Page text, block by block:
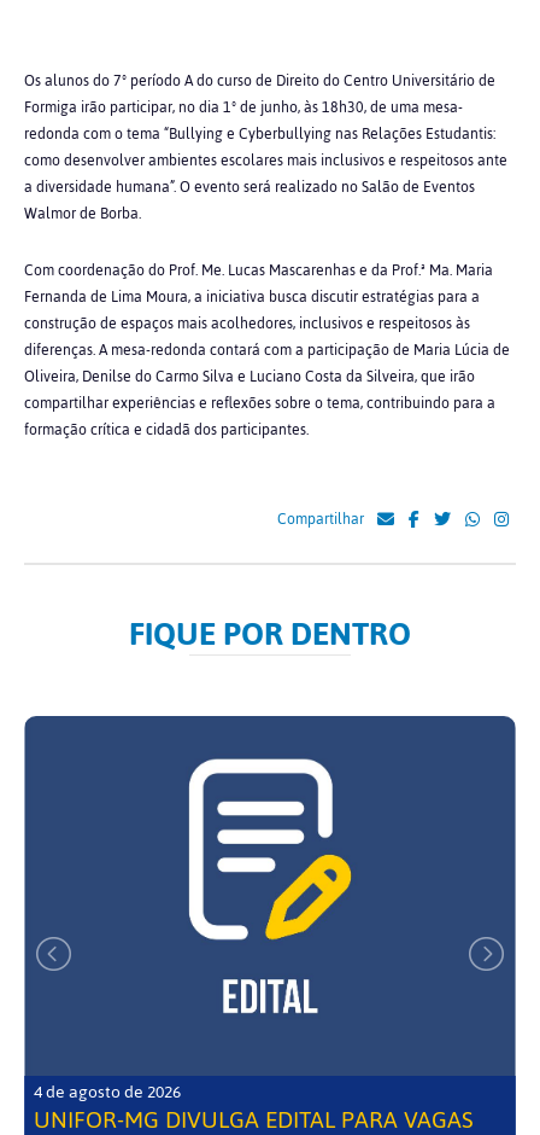
Os alunos do 7º período A do curso de Direito do Centro Universitário de
Formiga irão participar, no dia 1º de junho, às 18h30, de uma mesa-
redonda com o tema “Bullying e Cyberbullying nas Relações Estudantis:
como desenvolver ambientes escolares mais inclusivos e respeitosos ante
a diversidade humana”. O evento será realizado no Salão de Eventos
Walmor de Borba.
Com coordenação do Prof. Me. Lucas Mascarenhas e da Prof.ª Ma. Maria
Fernanda de Lima Moura, a iniciativa busca discutir estratégias para a
construção de espaços mais acolhedores, inclusivos e respeitosos às
diferenças. A mesa-redonda contará com a participação de Maria Lúcia de
Oliveira, Denilse do Carmo Silva e Luciano Costa da Silveira, que irão
compartilhar experiências e reflexões sobre o tema, contribuindo para a
formação crítica e cidadã dos participantes.
Compartilhar
FIQUE POR DENTRO
4 de agosto de 2026
UNIFOR-MG DIVULGA EDITAL PARA VAGAS